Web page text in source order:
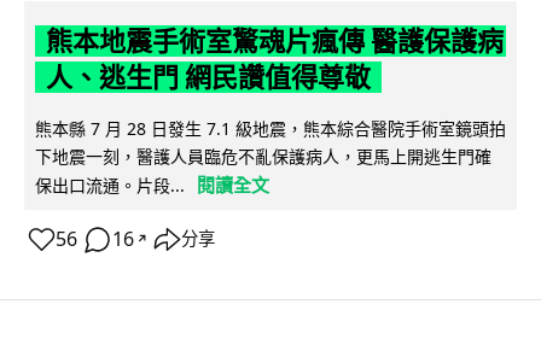
熊本地震手術室驚魂片瘋傳 醫護保護病
人、逃生門 網民讚值得尊敬
熊本縣 7 月 28 日發生 7.1 級地震，熊本綜合醫院手術室鏡頭拍
下地震一刻，醫護人員臨危不亂保護病人，更馬上開逃生門確
保出口流通。片段...
閱讀全文
56 16 ↗ 分享